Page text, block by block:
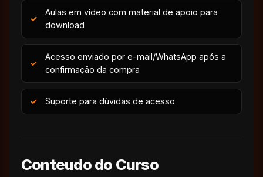
Aulas em vídeo com material de apoio para
download
Acesso enviado por e-mail/WhatsApp após a
confirmação da compra
Suporte para dúvidas de acesso
Conteudo do Curso